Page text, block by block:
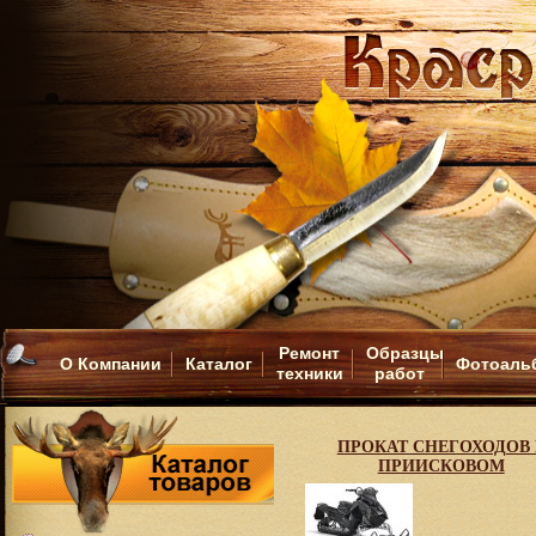
О Компании Каталог
Ремонт
техники
Образцы
работ
ПРОКАТ СНЕГОХОДОВ
ПРИИСКОВОМ